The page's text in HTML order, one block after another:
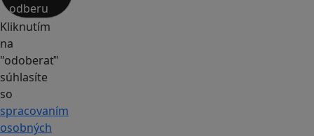
odberu
Kliknutím
na
"odoberať"
súhlasíte
so
spracovaním
osobných